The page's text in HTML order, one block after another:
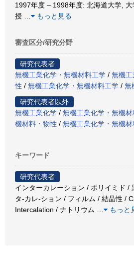
1997年度 – 1998年度: 北海道大学,
授
もっと見る
審査区分/研究分野
研究代表者
無機工業化学・無機材料工学 / 無機
性 / 無機工業化学・無機材料工学 / 無
研究代表者以外
無機工業化学 / 無機工業化学・無機
機材料・物性 / 無機工業化学・無機
キーワード
研究代表者
インターカレーション / ポリイミド /
タ-カレ-ション / フィルム / 結晶性 /
Intercalation / ナトリウム
もっと